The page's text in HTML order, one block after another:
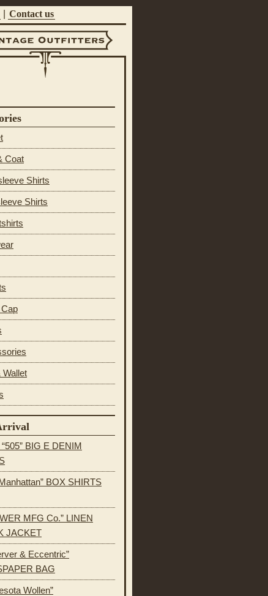
Contact us
Coat
Shirts
Shirts
Wallet
“505” BIG E DENIM
BOX SHIRTS
MFG Co.” LINEN
JACKET
& Eccentric”
BAG
Wollen”